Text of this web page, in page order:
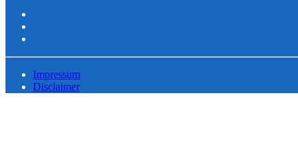
Impressum
Disclaimer